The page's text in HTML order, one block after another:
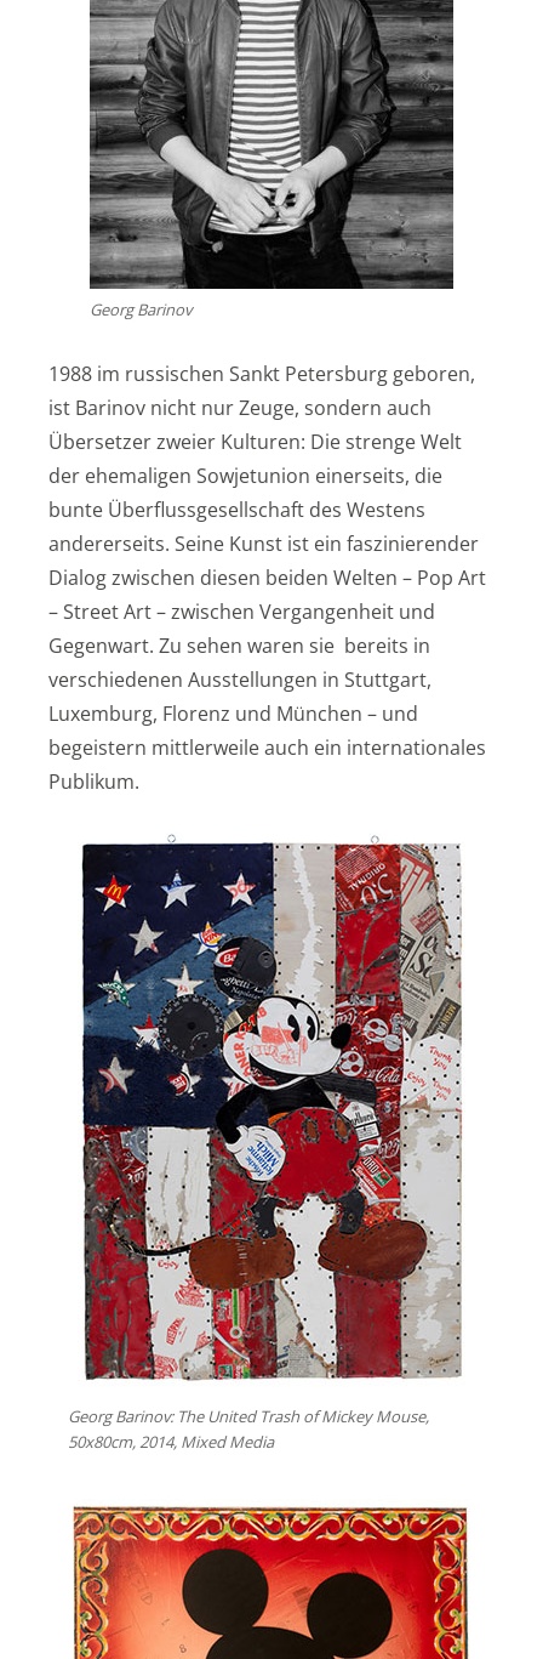
Georg Barinov
1988 im russischen Sankt Petersburg geboren,
ist Barinov nicht nur Zeuge, sondern auch
Übersetzer zweier Kulturen: Die strenge Welt
der ehemaligen Sowjetunion einerseits, die
bunte Überflussgesellschaft des Westens
andererseits. Seine Kunst ist ein faszinierender
Dialog zwischen diesen beiden Welten – Pop Art
– Street Art – zwischen Vergangenheit und
Gegenwart. Zu sehen waren sie bereits in
verschiedenen Ausstellungen in Stuttgart,
Luxemburg, Florenz und München – und
begeistern mittlerweile auch ein internationales
Publikum.
Georg Barinov: The United Trash of Mickey Mouse,
50x80cm, 2014, Mixed Media